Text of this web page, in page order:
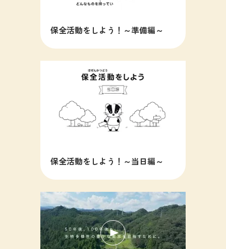
保全活動をしよう！～準備編～
保全活動をしよう！～当日編～